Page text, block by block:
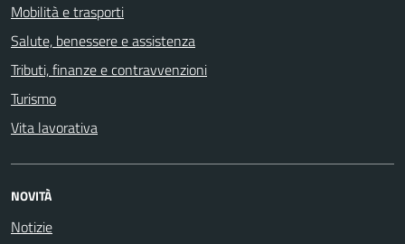
Mobilità e trasporti
Salute, benessere e assistenza
Tributi, finanze e contravvenzioni
Turismo
Vita lavorativa
NOVITÀ
Notizie